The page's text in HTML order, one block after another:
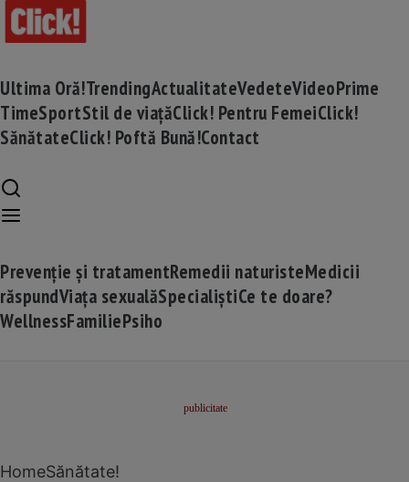
Ultima Oră!TrendingActualitateVedeteVideoPrime
TimeSportStil de viațăClick! Pentru FemeiClick!
SănătateClick! Poftă Bună!Contact
Prevenție și tratamentRemedii naturisteMedicii
răspundViața sexualăSpecialiștiCe te doare?
WellnessFamiliePsiho
HomeSănătate!